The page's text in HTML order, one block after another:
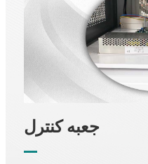
جعبه کنترل